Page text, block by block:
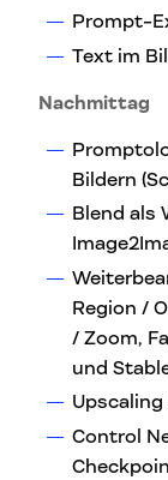
Prompt-
Text im
Nachmittag
Bildern
Blend als
Region /
/ Zoom,
und
Control